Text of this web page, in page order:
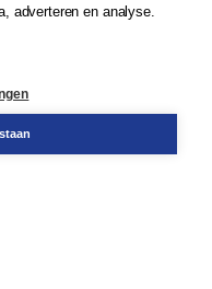
adverteren en analyse.